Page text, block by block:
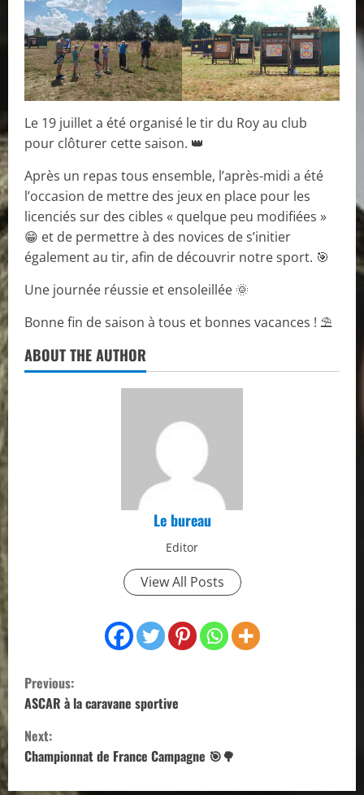
Le 19 juillet a été organisé le tir du Roy au club
pour clôturer cette saison. 👑
Après un repas tous ensemble, l’après-midi a été
l’occasion de mettre des jeux en place pour les
licenciés sur des cibles « quelque peu modifiées »
😁 et de permettre à des novices de s’initier
également au tir, afin de découvrir notre sport. 🎯
Une journée réussie et ensoleillée 🌞
Bonne fin de saison à tous et bonnes vacances ! ⛱️
ABOUT THE AUTHOR
Le bureau
Editor
View All Posts
C
o
n
Previous:
ASCAR à la caravane sportive
Next:
Championnat de France Campagne 🎯🌳